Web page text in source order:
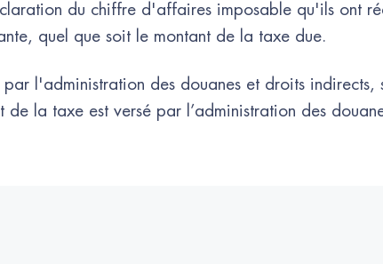
du chiffre d'affaires imposable qu'ils ont
quel que soit le montant de la taxe due.
l'administration des douanes et droits indirects,
la taxe est versé par l’administration des